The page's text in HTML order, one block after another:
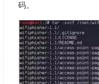
码。